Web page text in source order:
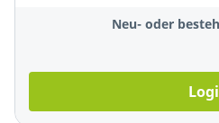
Neu- oder